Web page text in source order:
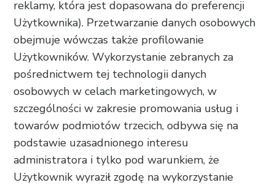
reklamy, która jest dopasowana do preferencji
Użytkownika). Przetwarzanie danych osobowych
obejmuje wówczas także profilowanie
Użytkowników. Wykorzystanie zebranych za
pośrednictwem tej technologii danych
osobowych w celach marketingowych, w
szczególności w zakresie promowania usług i
towarów podmiotów trzecich, odbywa się na
podstawie uzasadnionego interesu
administratora i tylko pod warunkiem, że
Użytkownik wyraził zgodę na wykorzystanie